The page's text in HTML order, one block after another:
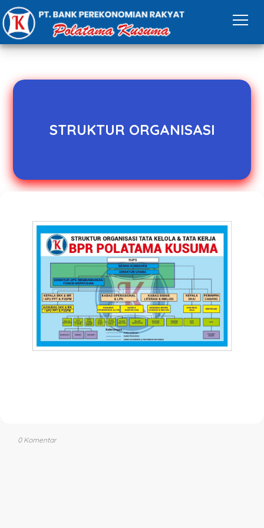
STRUKTUR ORGANISASI
0 Komentar